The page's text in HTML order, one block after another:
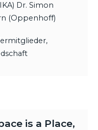
Dr. Simon
(Oppenhoff)
is a Place,